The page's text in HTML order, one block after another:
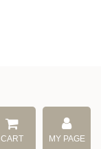
CART MY PAGE